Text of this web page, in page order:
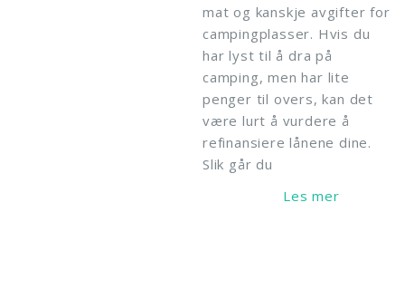
mat og kanskje avgifter for
campingplasser. Hvis du
har lyst til å dra på
camping, men har lite
penger til overs, kan det
være lurt å vurdere å
refinansiere lånene dine.
Slik går du